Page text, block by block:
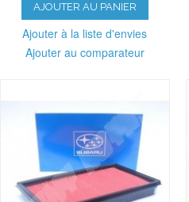
AJOUTER AU PANIER
Ajouter à la liste d'envies
Ajouter au comparateur